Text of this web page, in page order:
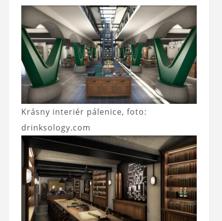
Krásny interiér pálenice, foto:
drinksology.com